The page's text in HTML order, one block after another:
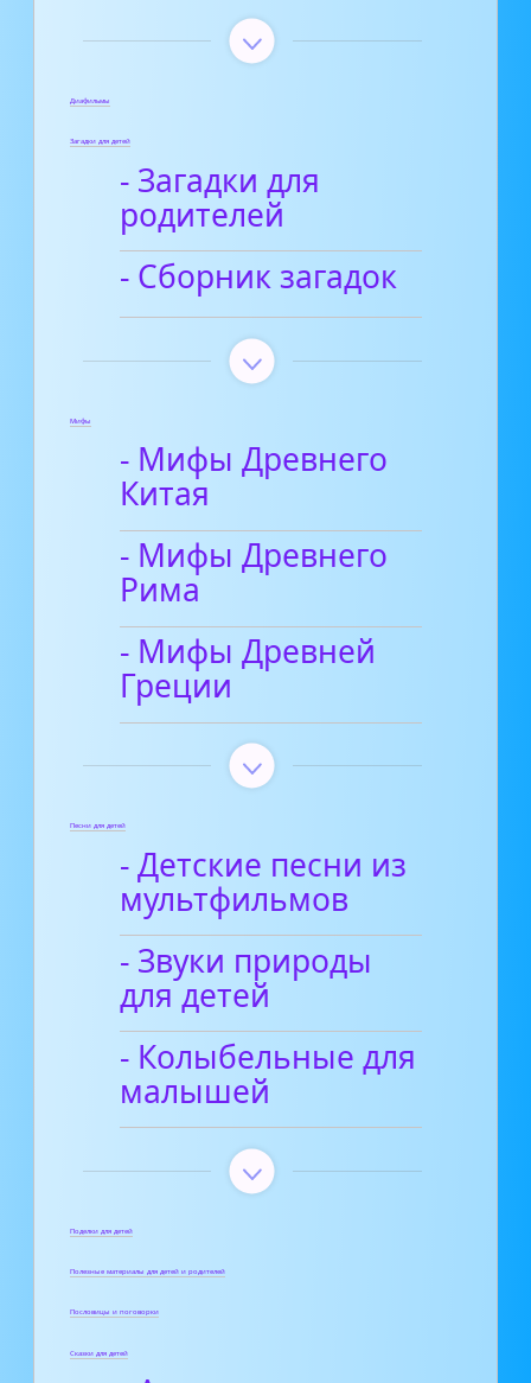
Диафильмы
Загадки для детей
- Загадки для
родителей
- Сборник загадок
Мифы
- Мифы Древнего
Китая
- Мифы Древнего
Рима
- Мифы Древней
Греции
Песни для детей
- Детские песни из
мультфильмов
- Звуки природы
для детей
- Колыбельные для
малышей
Поделки для детей
Полезные материалы для детей и родителей
Пословицы и поговорки
Сказки для детей